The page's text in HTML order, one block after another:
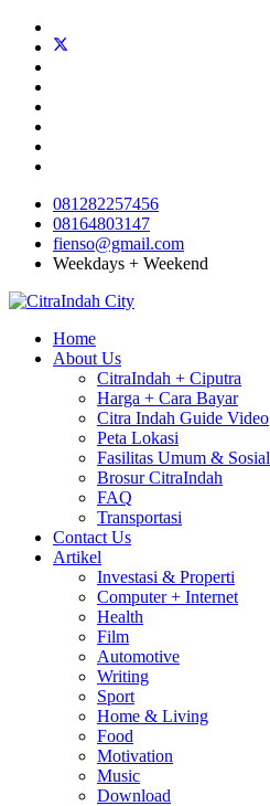
081282257456
08164803147
fienso@gmail.com
Weekdays + Weekend
Home
About Us
CitraIndah + Ciputra
Harga + Cara Bayar
Citra Indah Guide Video
Peta Lokasi
Fasilitas Umum & Sosial
Brosur CitraIndah
FAQ
Transportasi
Contact Us
Artikel
Investasi & Properti
Computer + Internet
Health
Film
Automotive
Writing
Sport
Home & Living
Food
Motivation
Music
Download